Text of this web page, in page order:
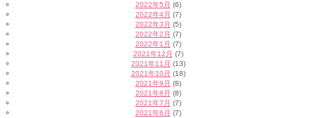
2022年5月 (6)
2022年4月 (7)
2022年3月 (5)
2022年2月 (7)
2022年1月 (7)
2021年12月 (7)
2021年11月 (13)
2021年10月 (18)
2021年9月 (8)
2021年8月 (8)
2021年7月 (7)
2021年6月 (7)